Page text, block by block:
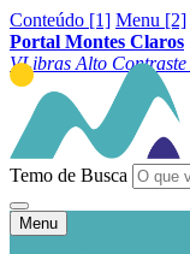
Conteúdo [1] Menu [2]
Portal Montes Claros
VLibras Alto Contraste
Temo de Busca
Menu